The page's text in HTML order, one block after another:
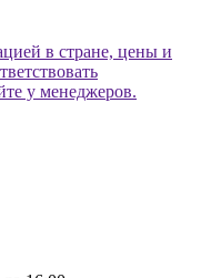
в стране, цены и
у менеджеров.